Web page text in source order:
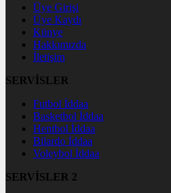
Üye Girişi
Üye Kaydı
Künye
Hakkımızda
İletişim
SERVİSLER
Futbol İddaa
Basketbol İddaa
Hentbol İddaa
Bilardo İddaa
Voleybol İddaa
SERVİSLER 2